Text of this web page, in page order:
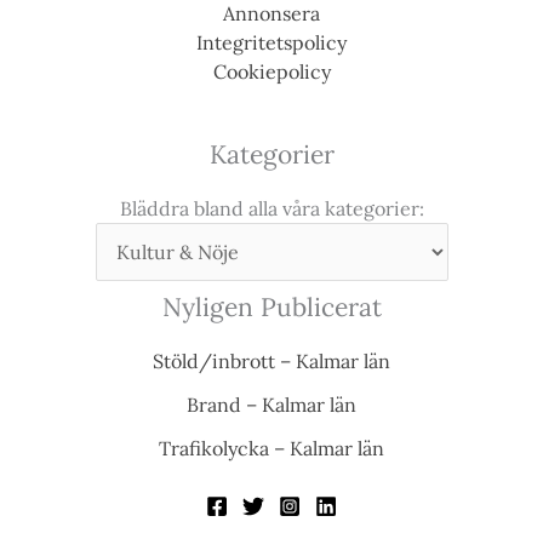
Annonsera
Integritetspolicy
Cookiepolicy
Kategorier
Bläddra bland alla våra kategorier:
Nyligen Publicerat
Stöld/inbrott – Kalmar län
Brand – Kalmar län
Trafikolycka – Kalmar län